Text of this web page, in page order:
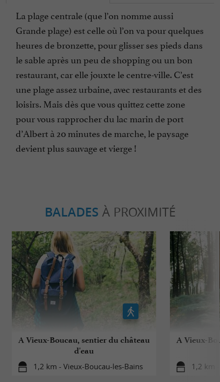
La plage centrale (que l’on nomme aussi
Grande plage) est celle où l’on va pour quelques
heures de bronzette, pour glisser ses pieds dans
le sable après un peu de shopping ou un bon
restaurant, car elle jouxte le centre-ville. C’est
une plage assez urbaine, avec restaurants et des
loisirs. Mais dès que vous quittez cette zone
pour vous rapprocher du lac marin de port
d’Albert à 20 minutes de marche, le paysage
devient plus sauvage et vierge !
BALADES À PROXIMITÉ
A Vieux-Boucau, sentier du château
d'eau
1,2 km - Vieux-Boucau-les-Bains
A Vieux-
1,2 km